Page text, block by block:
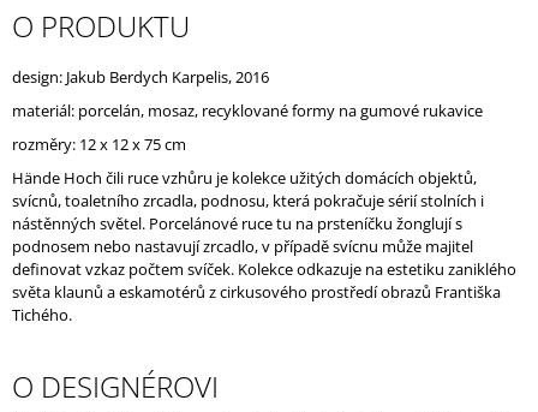
O PRODUKTU
design: Jakub Berdych Karpelis,2016
materiál: porcelán, mosaz, recyklované formy na gumové rukavice
rozměry: 12 x 12 x 75 cm
Hände Hoch čili ruce vzhůru je kolekce užitých domácích objektů,
svícnů, toaletního zrcadla, podnosu, která pokračuje sérií stolních i
nástěnných světel. Porcelánové ruce tu na prsteníčku žonglují s
podnosem nebo nastavují zrcadlo, v případě svícnu může majitel
definovat vzkaz počtem svíček. Kolekce odkazuje na estetiku zaniklého
světa klaunů a eskamotérů z cirkusového prostředí obrazů Františka
Tichého.
O DESIGNÉROVI
O
P
O
R
U
Č
U
J
E
M
E
UNNAMED
VASE
LOVE